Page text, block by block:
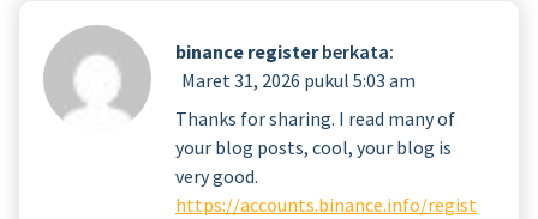
binance register berkata:
Maret 31, 2026 pukul 5:03 am
Thanks for sharing. I read many of
your blog posts, cool, your blog is
very good.
https://accounts.binance.info/regist